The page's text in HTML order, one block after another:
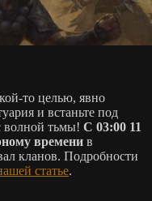
то целью, явно
и встаньте под
волной тьмы! С 03:00 11
времени в
кланов. Подробности
статье.